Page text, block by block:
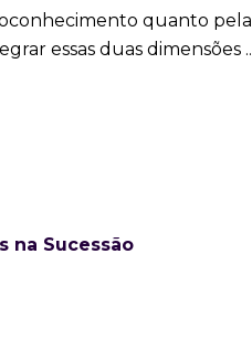
quanto pela
essas duas dimensões